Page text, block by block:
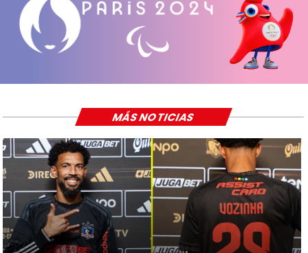
MÁS NOTICIAS